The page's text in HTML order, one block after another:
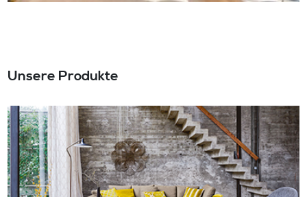
Unsere Produkte